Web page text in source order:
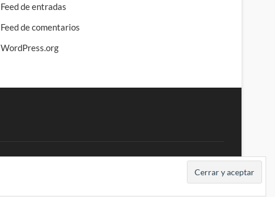
Feed de entradas
Feed de comentarios
WordPress.org